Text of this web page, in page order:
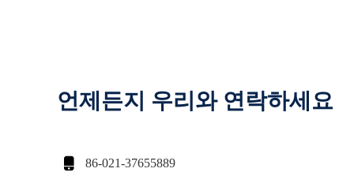
언제든지 우리와 연락하세요
 86-021-37655889